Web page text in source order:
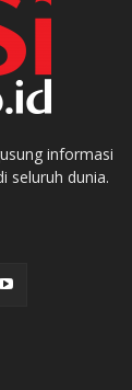
informasi
seluruh dunia.